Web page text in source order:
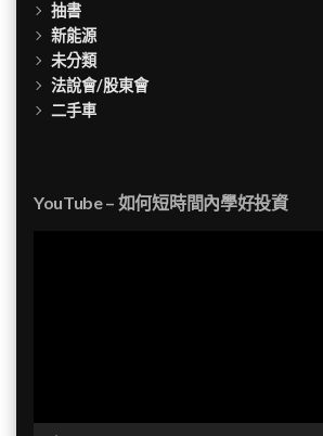
抽書
新能源
未分類
法說會/股東會
二手車
YouTube – 如何短時間內學好投資